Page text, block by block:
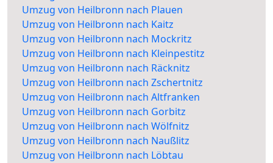
Umzug von Heilbronn nach Plauen
Umzug von Heilbronn nach Kaitz
Umzug von Heilbronn nach Mockritz
Umzug von Heilbronn nach Kleinpestitz
Umzug von Heilbronn nach Räcknitz
Umzug von Heilbronn nach Zschertnitz
Umzug von Heilbronn nach Altfranken
Umzug von Heilbronn nach Gorbitz
Umzug von Heilbronn nach Wölfnitz
Umzug von Heilbronn nach Naußlitz
Umzug von Heilbronn nach Löbtau